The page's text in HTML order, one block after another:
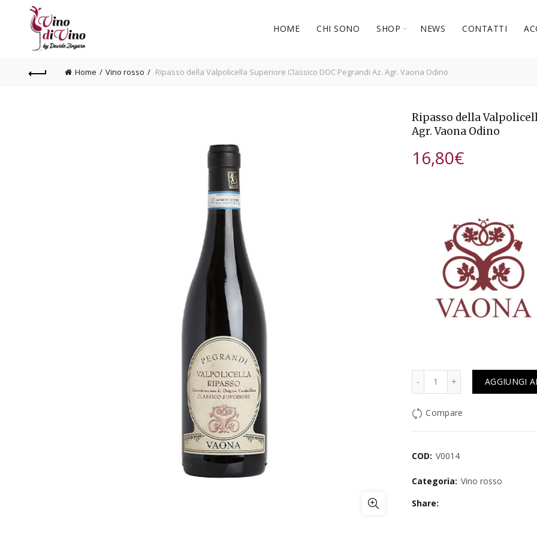
HOME CHI SONO SHOP NEWS CONTATTI
Home Vino rosso Ripasso della Valpolicella Superiore Classico DOC Pegrandi Az. Agr. Vaona Odino
Ripasso della
Agr. Vaona Odino
16,80€
AGGIUNGI
Compare
COD: V0014
Categoria: Vino rosso
Share